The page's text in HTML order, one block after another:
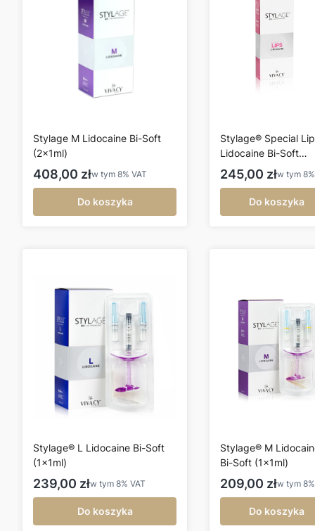
Stylage M Lidocaine Bi-Soft
(2x1ml)
Cena brutto
408,00 złw tym 8% VAT
Do koszyka
Stylage® Special
Lidocaine Bi-Soft
(1x1ml)
Cena brutto
245,00 złw tym
Do koszyka
Stylage® L Lidocaine Bi-Soft
(1x1ml)
Cena brutto
239,00 złw tym 8% VAT
Do koszyka
Stylage® M
Bi-Soft (1x1ml)
Cena brutto
209,00 złw tym
Do koszyka